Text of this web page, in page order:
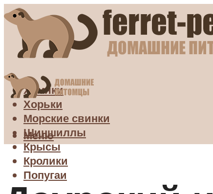
Хомяки
Хорьки
Морские свинки
Шиншиллы
Крысы
Кролики
Попугаи
Меню